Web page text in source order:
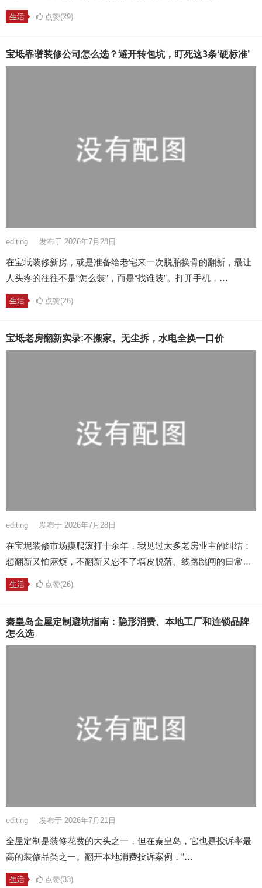
生活 点赞(29)
宝坻靠谱装修公司怎么选？避开转包坑，盯死这3条‘硬标准’
editing 发布于 2026年7月28日
在宝坻装修新房，或是准备给老宅来一次脱胎换骨的翻新，最让
人头疼的往往不是“怎么装”，而是“找谁装”。打开手机，…
生活 点赞(26)
宝坻老房翻新实录:不搬家。无尘拆，水电全换一口价
editing 发布于 2026年7月28日
在宝坭装修市场摸爬滚打十余年，我见过太多老房业主的纠结：
想翻新又怕麻烦，不翻新又忍不了墙皮脱落、线路跳闸的日常…
生活 点赞(26)
秦皇岛全屋定制避坑指南：隐形消费、本地工厂和连锁品牌
怎么选
editing 发布于 2026年7月21日
全屋定制是装修花费的大头之一，但在秦皇岛，它也是投诉率最
高的装修品类之一。翻开本地消费投诉案例，”…
生活 点赞(33)